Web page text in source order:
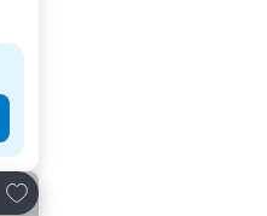
Adicionar aos favoritos